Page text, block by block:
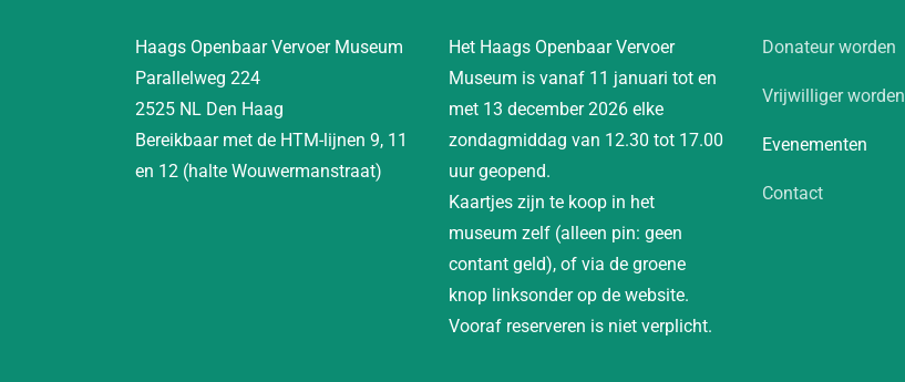
Haags Openbaar Vervoer Museum
Parallelweg 224
2525 NL Den Haag
Bereikbaar met de HTM-lijnen 9, 11
en 12 (halte Wouwermanstraat)
Het Haags Openbaar Vervoer
Museum is vanaf 11 januari tot en
met 13 december 2026 elke
zondagmiddag van 12.30 tot 17.00
uur geopend.
Kaartjes zijn te koop in het
museum zelf (alleen pin: geen
contant geld), of via de groene
knop linksonder op de website.
Vooraf reserveren is niet verplicht.
Donateur worden
Vrijwilliger worden
Evenementen
Contact